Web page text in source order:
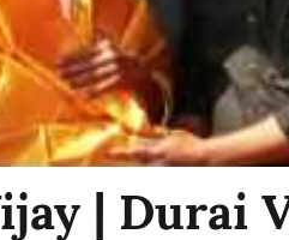
| Durai